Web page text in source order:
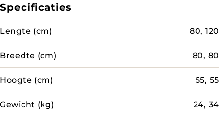
Specificaties
Lengte (cm) 80, 120
Breedte (cm) 80, 80
Hoogte (cm) 55, 55
Gewicht (kg) 24, 34